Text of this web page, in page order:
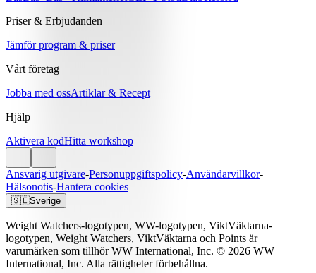
Priser & Erbjudanden
Jämför program & priser
Vårt företag
Jobba med ossArtiklar & Recept
Hjälp
Aktivera kodHitta workshop
Ansvarig utgivare-Personuppgiftspolicy-Användarvillkor-
Hälsonotis-Hantera cookies
🇸🇪Sverige
Weight Watchers-logotypen, WW-logotypen, ViktVäktarna-
logotypen, Weight Watchers, ViktVäktarna och Points är
varumärken som tillhör WW International, Inc. © 2026 WW
International, Inc. Alla rättigheter förbehållna.